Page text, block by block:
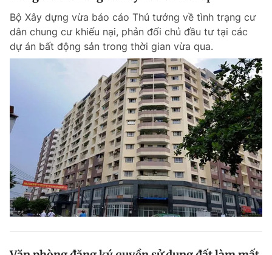
Bộ Xây dựng vừa báo cáo Thủ tướng về tình trạng cư
dân chung cư khiếu nại, phản đối chủ đầu tư tại các
dự án bất động sản trong thời gian vừa qua.